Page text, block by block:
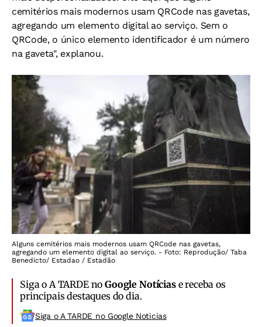
cemitérios mais modernos usam QRCode nas gavetas,
agregando um elemento digital ao serviço. Sem o
QRCode, o único elemento identificador é um número
na gaveta", explanou.
Alguns cemitérios mais modernos usam QRCode nas gavetas,
agregando um elemento digital ao serviço. - Foto: Reprodução/ Taba
Benedicto/ Estadao / Estadão
Siga o A TARDE noGoogle Notíciase receba os
principais destaques do dia.
Siga o A TARDE no Google Noticias